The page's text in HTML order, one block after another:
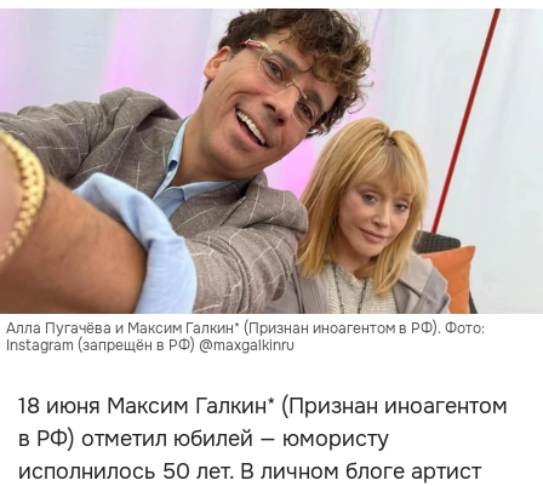
Алла Пугачёва и Максим Галкин* (Признан иноагентом в РФ). Фото:
Instagram (запрещён в РФ) @maxgalkinru
18 июня Максим Галкин* (Признан иноагентом
в РФ) отметил юбилей — юмористу
исполнилось 50 лет. В личном блоге артист